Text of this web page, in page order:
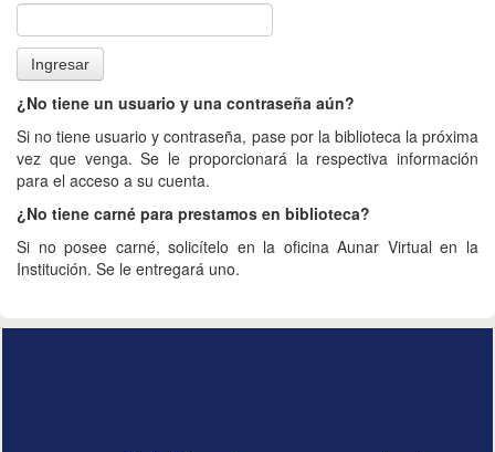
¿No tiene un usuario y una contraseña aún?
Si no tiene usuario y contraseña, pase por la biblioteca la próxima
vez que venga. Se le proporcionará la respectiva información
para el acceso a su cuenta.
¿No tiene carné para prestamos en biblioteca?
Si no posee carné, solicítelo en la oficina Aunar Virtual en la
Institución. Se le entregará uno.